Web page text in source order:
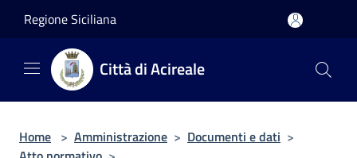
Regione Siciliana
Città di Acireale
Home > Amministrazione > Documenti e dati >